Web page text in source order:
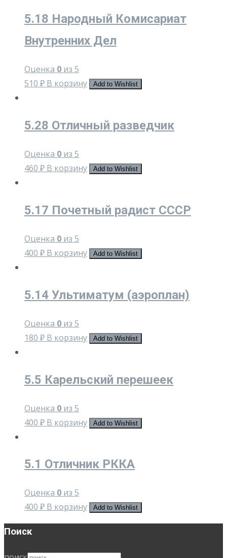
5.18 Народный Комисариат
Внутренних Дел
Оценка 0 из 5
510 ₽ В корзину Add to Wishlist
5.28 Отличный разведчик
Оценка 0 из 5
460 ₽ В корзину Add to Wishlist
5.17 Почетный радист СССР
Оценка 0 из 5
400 ₽ В корзину Add to Wishlist
5.14 Ультиматум (аэроплан)
Оценка 0 из 5
180 ₽ В корзину Add to Wishlist
5.5 Карельский перешеек
Оценка 0 из 5
400 ₽ В корзину Add to Wishlist
5.1 Отличник РККА
Оценка 0 из 5
400 ₽ В корзину Add to Wishlist
Поиск